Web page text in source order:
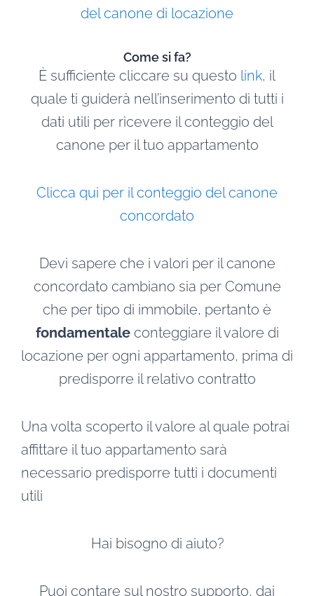
del canone di locazione
Come si fa?
È sufficiente cliccare su questo link, il
quale ti guiderà nell’inserimento di tutti i
dati utili per ricevere il conteggio del
canone per il tuo appartamento
Clicca qui per il conteggio del canone
concordato
Devi sapere che i valori per il canone
concordato cambiano sia per Comune
che per tipo di immobile, pertanto è
fondamentaleconteggiare il valore di
locazione per ogni appartamento, prima di
predisporre il relativo contratto
Una volta scoperto il valore al quale potrai
affittare il tuo appartamento sarà
necessario predisporre tutti i documenti
utili
Hai bisogno di aiuto?
Puoi contare sul nostro supporto, dai